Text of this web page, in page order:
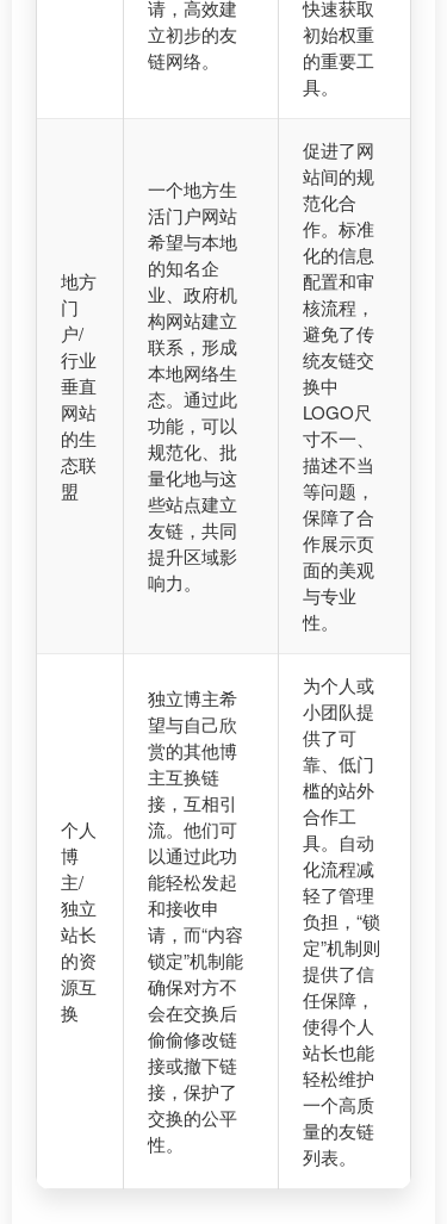
请，高效建
立初步的友
链网络。
快速获取
初始权重
的重要工
具。
地方
门
户/
行业
垂直
网站
的生
态联
盟
一个地方生
活门户网站
希望与本地
的知名企
业、政府机
构网站建立
联系，形成
本地网络生
态。通过此
功能，可以
规范化、批
量化地与这
些站点建立
友链，共同
提升区域影
响力。
促进了网
站间的规
范化合
作。标准
化的信息
配置和审
核流程，
避免了传
统友链交
换中
LOGO尺
寸不一、
描述不当
等问题，
保障了合
作展示页
面的美观
与专业
性。
个人
博
主/
独立
站长
的资
源互
换
独立博主希
望与自己欣
赏的其他博
主互换链
接，互相引
流。他们可
以通过此功
能轻松发起
和接收申
请，而“内容
锁定”机制能
确保对方不
会在交换后
偷偷修改链
接或撤下链
接，保护了
交换的公平
性。
为个人或
小团队提
供了可
靠、低门
槛的站外
合作工
具。自动
化流程减
轻了管理
负担，“锁
定”机制则
提供了信
任保障，
使得个人
站长也能
轻松维护
一个高质
量的友链
列表。